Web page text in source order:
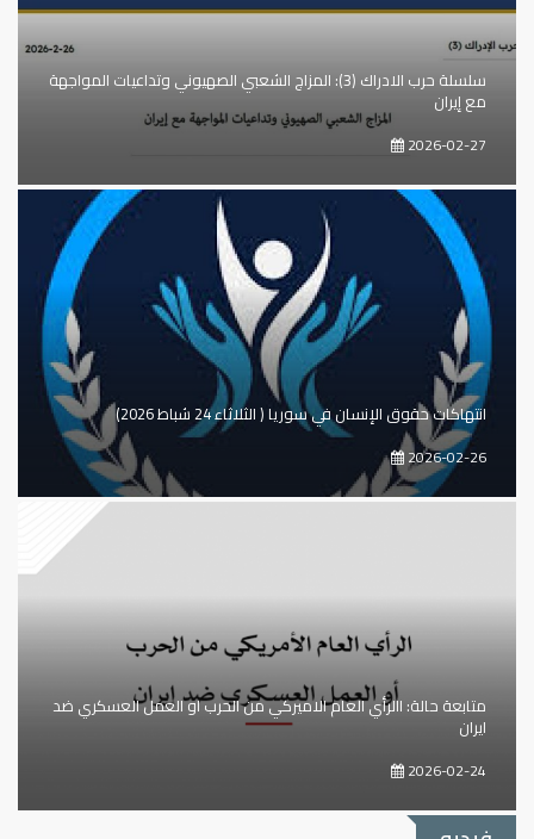
سلسلة حرب الادراك (3): المزاج الشعبي الصهيوني وتداعيات المواجهة
مع إيران
2026-02-27
انتهاكات حقوق الإنسان في سوريا ( الثلاثاء 24 شباط 2026)
2026-02-26
متابعة حالة: االرأي العام الاميركي من الحرب او العمل العسكري ضد
ايران
2026-02-24